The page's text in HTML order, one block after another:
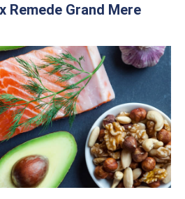
Remede Grand Mere